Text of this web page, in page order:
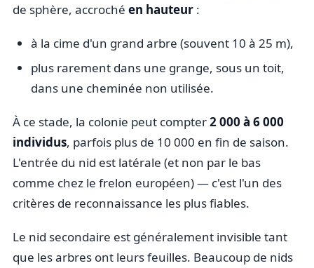
de sphère, accrochéen hauteur :
à la cime d'un grand arbre (souvent 10 à 25 m),
plus rarement dans une grange, sous un toit,
dans une cheminée non utilisée.
À ce stade, la colonie peut compter2 000 à 6 000
individus, parfois plus de 10 000 en fin de saison.
L'entrée du nid est latérale (et non par le bas
comme chez le frelon européen) — c'est l'un des
critères de reconnaissance les plus fiables.
Le nid secondaire est généralement invisible tant
que les arbres ont leurs feuilles. Beaucoup de nids